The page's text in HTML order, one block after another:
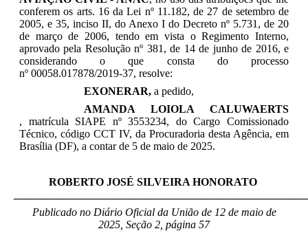
conferem os arts. 16 da Lei nº 11.182, de 27 de setembro de
2005, e 35, inciso II, do Anexo I do Decreto nº 5.731, de 20
de março de 2006, tendo em vista o Regimento Interno,
aprovado pela Resolução nº 381, de 14 de junho de 2016, e
considerando o que consta do processo
nº 00058.017878/2019-37, resolve:
EXONERAR,a pedido,
AMANDA LOIOLA CALUWAERTS​
,
matrícula SIAPE nº 3553234, do Cargo Comissionado
Técnico, código CCT IV, da Procuradoria desta Agência, em
Brasília (DF), a contar de 5 de maio de 2025.
ROBERTO JOSÉ SILVEIRA HONORATO
Publicado no Diário Oficial da União de 12 de maio de
2025, Seção 2, página 57